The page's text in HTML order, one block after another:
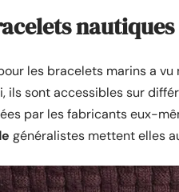
nautiques
les bracelets marins a
ils sont accessibles sur
par les fabricants eux-
généralistes mettent elles